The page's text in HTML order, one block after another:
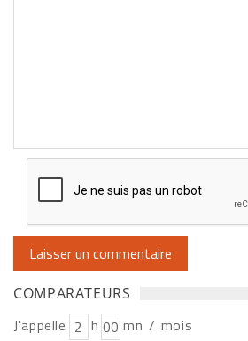
COMPARATEURS
J'appelle h
mn / mois